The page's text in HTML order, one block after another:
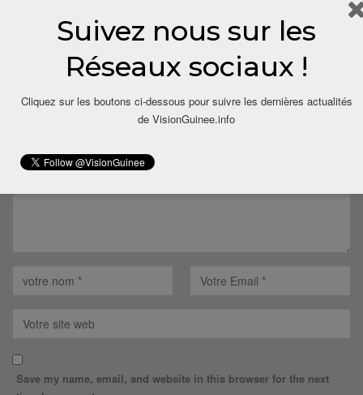
LAISSER UN COMMENTAIRE
Votre adresse email ne sera pas publiée.
Save my name, email, and website in this browser for the next
Suivez nous sur les
Réseaux sociaux !
Cliquez sur les boutons ci-dessous pour suivre les dernières actualités
de VisionGuinee.info